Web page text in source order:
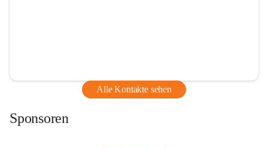
Alle Kontakte sehen
Sponsoren